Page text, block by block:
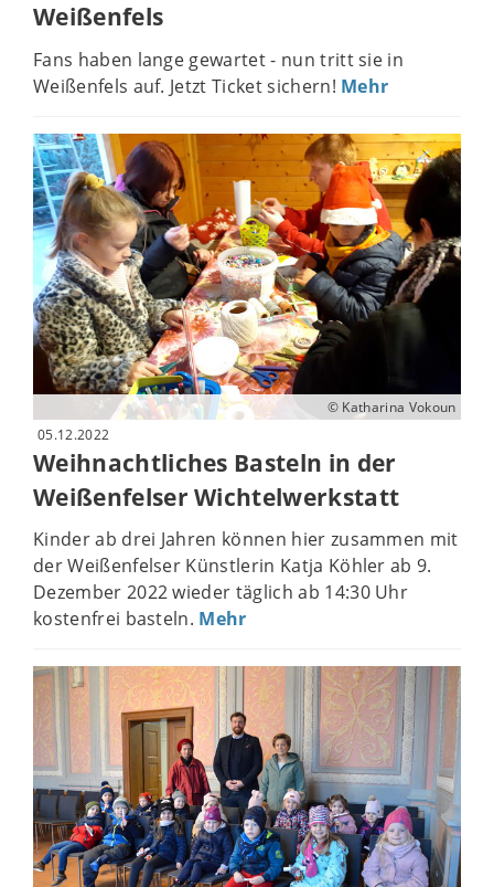
Weißenfels
Fans haben lange gewartet - nun tritt sie in
Weißenfels auf. Jetzt Ticket sichern! Mehr
© Katharina Vokoun
05.12.2022
Weihnachtliches Basteln in der
Weißenfelser Wichtelwerkstatt
Kinder ab drei Jahren können hier zusammen mit
der Weißenfelser Künstlerin Katja Köhler ab 9.
Dezember 2022 wieder täglich ab 14:30 Uhr
kostenfrei basteln. Mehr